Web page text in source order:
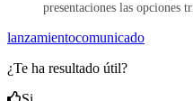
presentaciones las opciones
lanzamientocomunicado
¿Te ha resultado útil?